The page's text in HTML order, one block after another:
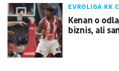
EVROLIGA KK
Kenan o
biznis, ali